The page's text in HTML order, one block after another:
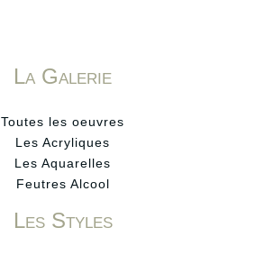
La Galerie
Toutes les oeuvres
Les Acryliques
Les Aquarelles
Feutres Alcool
Les Styles